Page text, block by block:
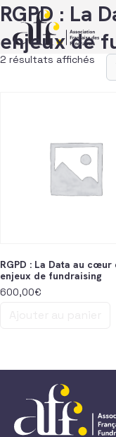
Passer au contenu
RGPD : La
enjeux de
2 résultats affichés
RGPD : La Data au cœur
enjeux de fundraising
600,00€